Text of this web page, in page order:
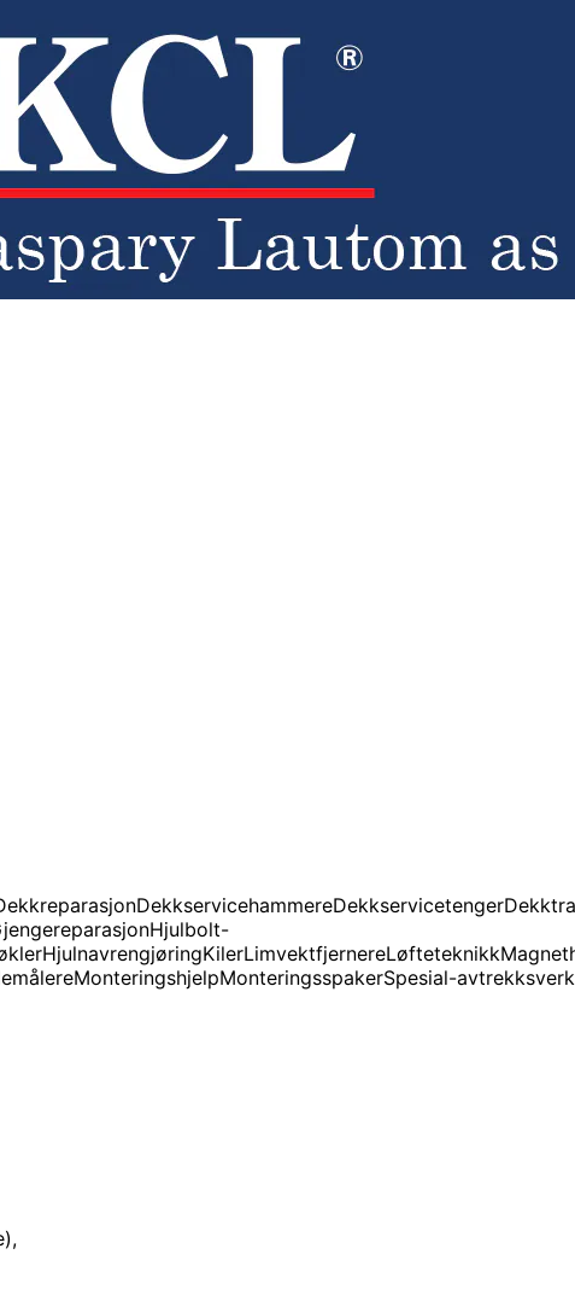
DekkservicehammereDekkservicetenger
Hjulbolt-
HjulnavrengjøringKilerLimvektfjernereLøfteteknikk
MonteringshjelpMonteringsspakerSpesial-